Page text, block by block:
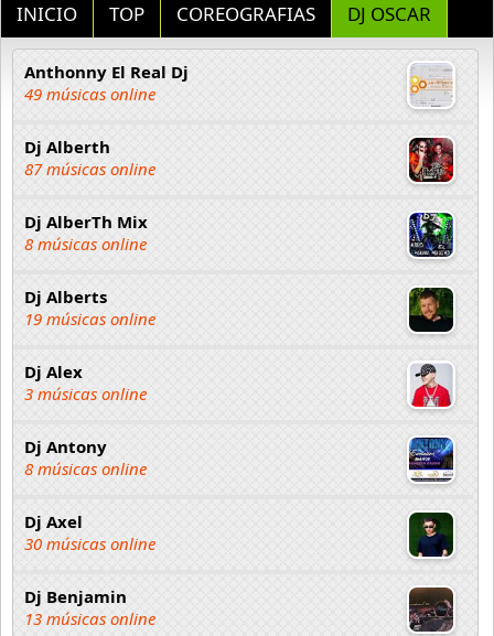
INICIO TOP COREOGRAFIAS DJ OSCAR
Anthonny El Real Dj
49 músicas online
Dj Alberth
87 músicas online
Dj AlberTh Mix
8 músicas online
Dj Alberts
19 músicas online
Dj Alex
3 músicas online
Dj Antony
8 músicas online
Dj Axel
30 músicas online
Dj Benjamin
13 músicas online